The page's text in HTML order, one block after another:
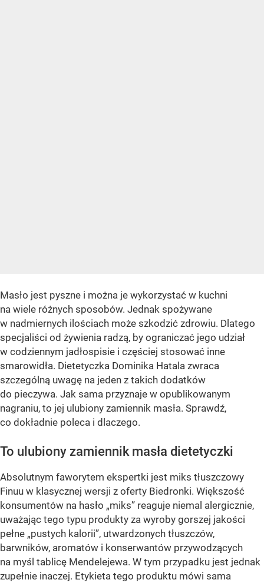
Masło jest pyszne i można je wykorzystać w kuchni
na wiele różnych sposobów. Jednak spożywane
w nadmiernych ilościach może szkodzić zdrowiu. Dlatego
specjaliści od żywienia radzą, by ograniczać jego udział
w codziennym jadłospisie i częściej stosować inne
smarowidła. Dietetyczka Dominika Hatala zwraca
szczególną uwagę na jeden z takich dodatków
do pieczywa. Jak sama przyznaje w opublikowanym
nagraniu, to jej ulubiony zamiennik masła. Sprawdź,
co dokładnie poleca i dlaczego.
To ulubiony zamiennik masła dietetyczki
Absolutnym faworytem ekspertki jest miks tłuszczowy
Finuu w klasycznej wersji z oferty Biedronki. Większość
konsumentów na hasło „miks” reaguje niemal alergicznie,
uważając tego typu produkty za wyroby gorszej jakości
pełne „pustych kalorii”, utwardzonych tłuszczów,
barwników, aromatów i konserwantów przywodzących
na myśl tablicę Mendelejewa. W tym przypadku jest jednak
zupełnie inaczej. Etykieta tego produktu mówi sama